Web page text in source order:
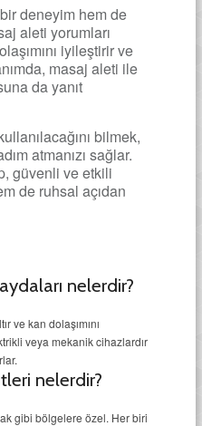
deneyim hem de
aleti yorumları
iyileştirir ve
masaj aleti ile
da yanıt
bilmek,
atmanızı sağlar.
güvenli ve etkili
de ruhsal açıdan
nelerdir?
ve kan dolaşımını
veya mekanik cihazlardır
nelerdir?
gibi bölgelere özel. Her biri